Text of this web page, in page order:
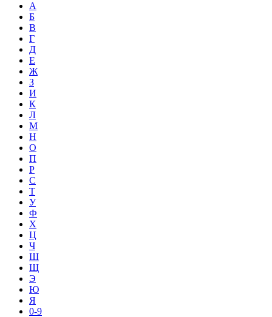
А
Б
В
Г
Д
Е
Ж
З
И
К
Л
М
Н
О
П
Р
С
Т
У
Ф
Х
Ц
Ч
Ш
Щ
Э
Ю
Я
0-9